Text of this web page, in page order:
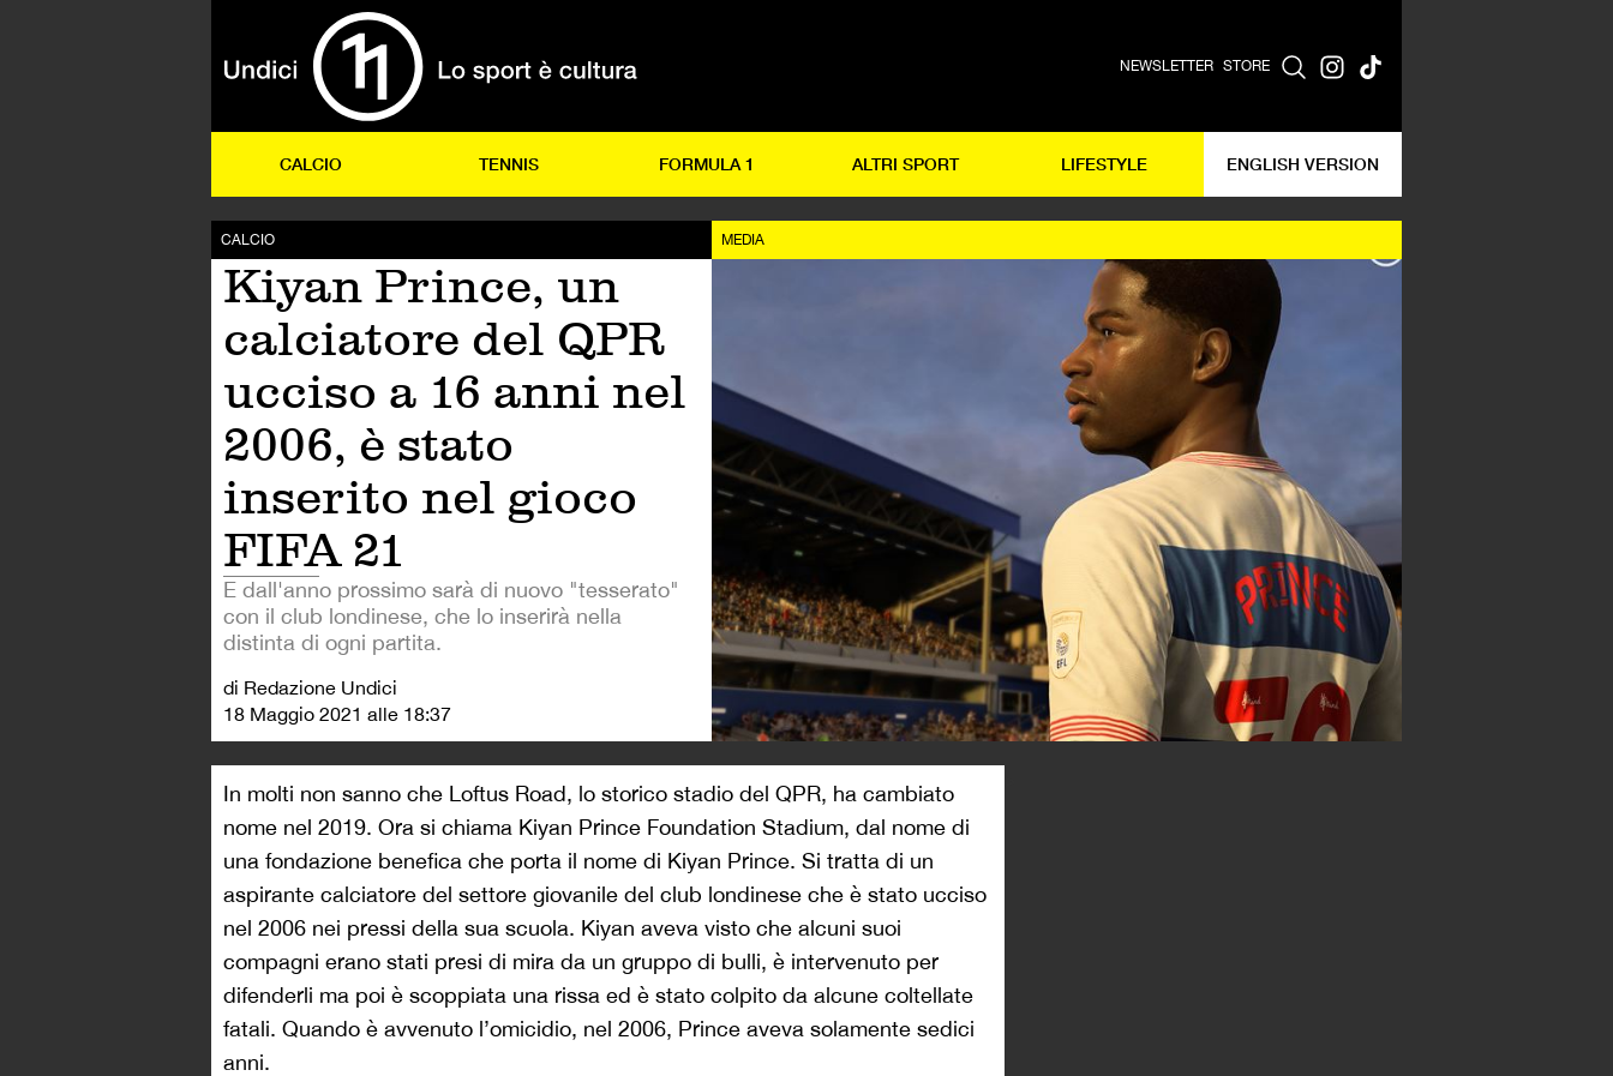
NEWSLETTER STORE
CALCIO TENNIS FORMULA 1 ALTRI SPORT LIFESTYLE ENGLISH VERSION
CALCIO
Kiyan Prince, un
calciatore del QPR
ucciso a 16 anni nel
2006, è stato
inserito nel gioco
FIFA 21
E dall'anno prossimo sarà di nuovo "tesserato"
con il club londinese, che lo inserirà nella
distinta di ogni partita.
di Redazione Undici
18 Maggio 2021 alle 18:37
MEDIA
In molti non sanno che Loftus Road, lo storico stadio del QPR, ha cambiato
nome nel 2019. Ora si chiama Kiyan Prince Foundation Stadium, dal nome di
una fondazione benefica che porta il nome di Kiyan Prince. Si tratta di un
aspirante calciatore del settore giovanile del club londinese che è stato ucciso
nel 2006 nei pressi della sua scuola. Kiyan aveva visto che alcuni suoi
compagni erano stati presi di mira da un gruppo di bulli, è intervenuto per
difenderli ma poi è scoppiata una rissa ed è stato colpito da alcune coltellate
fatali. Quando è avvenuto l’omicidio, nel 2006, Prince aveva solamente sedici
anni.